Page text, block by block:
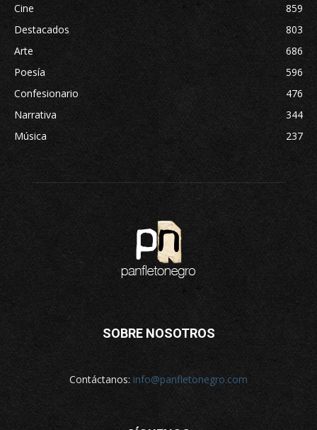
Cine
859
Destacados
803
Arte
686
Poesía
596
Confesionario
476
Narrativa
344
Música
237
SOBRE NOSOTROS
Contáctanos: info@panfletonegro.com